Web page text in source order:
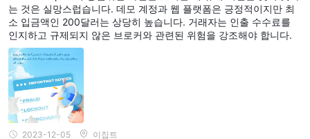
는 것은 실망스럽습니다. 데모 계정과 웹 플랫폼은 긍정적이지만 최
소 입금액인 200달러는 상당히 높습니다. 거래자는 인출 수수료를
인지하고 규제되지 않은 브로커와 관련된 위험을 강조해야 합니다.
2023-12-05 이집트